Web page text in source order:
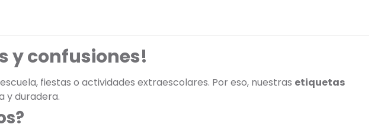
y confusiones!
fiestas o actividades extraescolares. Por eso, nuestras etiquetas
y duradera.